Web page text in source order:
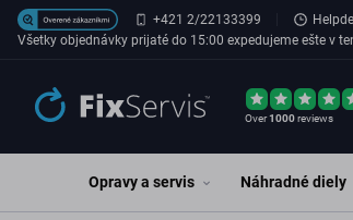
Preskočiť na hlavný obsah+421 2/22133399
Všetky objednávky prijaté do 15:00 expedujeme ešte v
Over1000reviews
Opravy a servis Náhradné diely